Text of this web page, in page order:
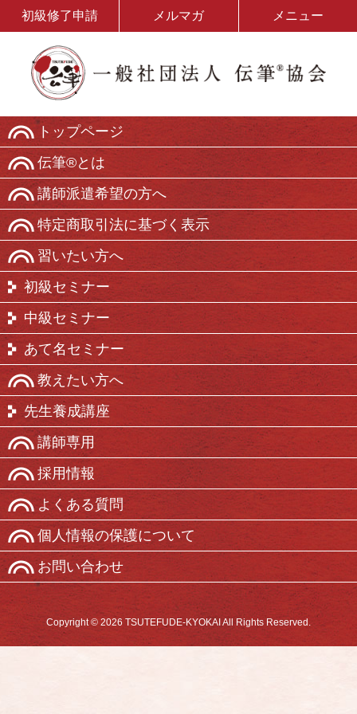
初級修了申請 メルマガ メニュー
トップページ
伝筆®とは
講師派遣希望の方へ
特定商取引法に基づく表示
習いたい方へ
初級セミナー
中級セミナー
あて名セミナー
教えたい方へ
先生養成講座
講師専用
採用情報
よくある質問
個人情報の保護について
お問い合わせ
Copyright © 2026 TSUTEFUDE-KYOKAI All Rights Reserved.